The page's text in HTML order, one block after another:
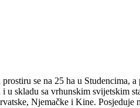
se na 25 ha u Studencima,
u skladu sa vrhunskim svijetskim
Njemačke i Kine. Posjeduje